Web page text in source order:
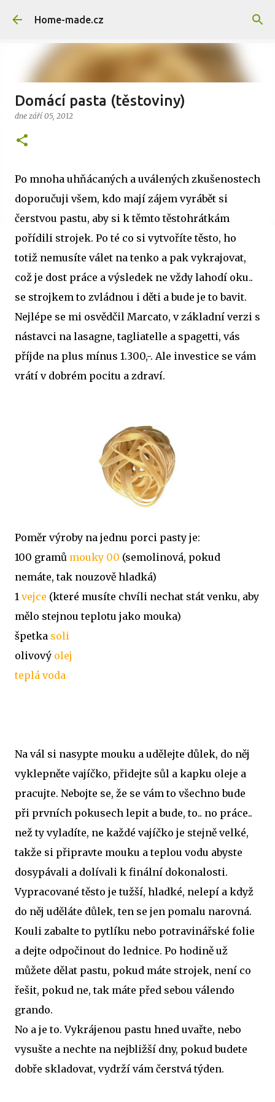
Přeskočit na hlavní obsah
Home-made.cz
Domácí pasta (těstoviny)
dne září 05, 2012
Po mnoha uhňácaných a uválených zkušenostech
doporučuji všem, kdo mají zájem vyrábět si
čerstvou pastu, aby si k těmto těstohrátkám
pořídili strojek. Po té co si vytvoříte těsto, ho
totiž nemusíte válet na tenko a pak vykrajovat,
což je dost práce a výsledek ne vždy lahodí oku..
se strojkem to zvládnou i děti a bude je to bavit.
Nejlépe se mi osvědčil Marcato, v základní verzi s
nástavci na lasagne, tagliatelle a spagetti, vás
příjde na plus mínus 1.300,-. Ale investice se vám
vrátí v dobrém pocitu a zdraví.
Poměr výroby na jednu porci pasty je:
100 gramů mouky 00 (semolinová, pokud
nemáte, tak nouzově hladká)
1 vejce (které musíte chvíli nechat stát venku, aby
mělo stejnou teplotu jako mouka)
špetka soli
olivový olej
teplá voda
Na vál si nasypte mouku a udělejte důlek, do něj
vyklepněte vajíčko, přidejte sůl a kapku oleje a
pracujte. Nebojte se, že se vám to všechno bude
při prvních pokusech lepit a bude, to.. no práce..
než ty vyladíte, ne každé vajíčko je stejně velké,
takže si připravte mouku a teplou vodu abyste
dosypávali a dolívali k finální dokonalosti.
Vypracované těsto je tužší, hladké, nelepí a když
do něj uděláte důlek, ten se jen pomalu narovná.
Kouli zabalte to pytlíku nebo potravinářské folie
a dejte odpočinout do lednice. Po hodině už
můžete dělat pastu, pokud máte strojek, není co
řešit, pokud ne, tak máte před sebou válendo
grando.
No a je to. Vykrájenou pastu hned uvařte, nebo
vysušte a nechte na nejbližší dny, pokud budete
dobře skladovat, vydrží vám čerstvá týden.